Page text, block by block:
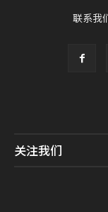
联系我
关注我们